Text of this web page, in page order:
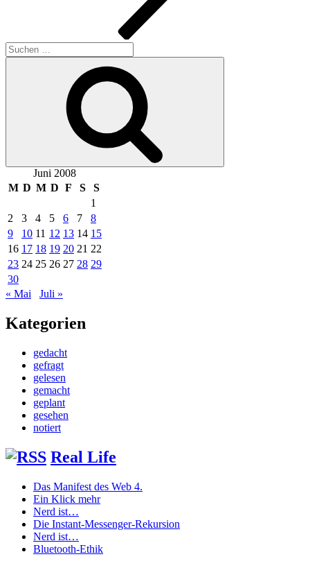
Suchen
nach:
Juni 2008
M D M D F S
S
1
2
3 4 5 6 7
8
9
10 11 12 13 14 15
16 17 18 19 20 21 22
23 24 25 26 27 28 29
30
« Mai
Juli »
Kategorien
gedacht
gefragt
gelesen
gemacht
geplant
gesehen
notiert
Real Life
Das Manifest des Web 4.
Ein Klick mehr
Nerd ist…
Die Instant-Messenger-Rekursion
Nerd ist…
Bluetooth-Ethik